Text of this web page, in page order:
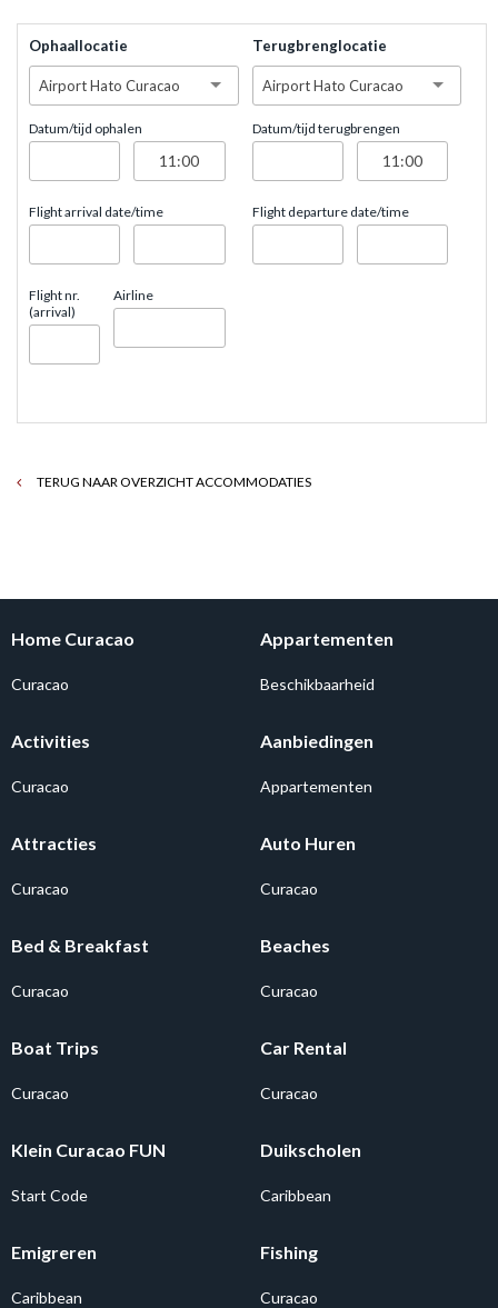
Ophaallocatie
Airport Hato Curacao
Datum/tijd ophalen
Flight arrival date/time
Flight nr.
(arrival)
Airline
Terugbrenglocatie
Airport Hato Curacao
Datum/tijd terugbrengen
Flight departure date/time
TERUG NAAR OVERZICHT ACCOMMODATIES
Home Curacao
Curacao
Appartementen
Beschikbaarheid
Activities
Curacao
Aanbiedingen
Appartementen
Attracties
Curacao
Auto Huren
Curacao
Bed & Breakfast
Curacao
Beaches
Curacao
Boat Trips
Curacao
Car Rental
Curacao
Klein Curacao FUN
Start Code
Duikscholen
Caribbean
Emigreren
Caribbean
Fishing
Curacao